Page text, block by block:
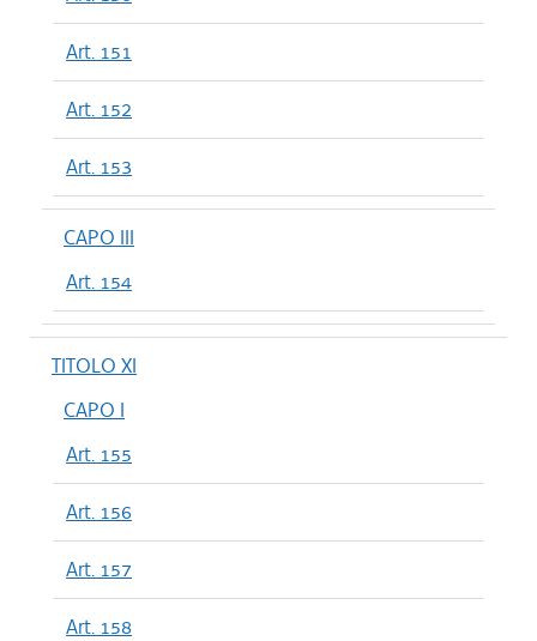
Art. 151
Art. 152
Art. 153
CAPO III
Art. 154
TITOLO XI
CAPO I
Art. 155
Art. 156
Art. 157
Art. 158